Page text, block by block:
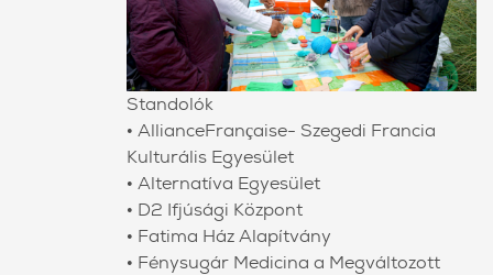
Standolók
• AllianceFrançaise- Szegedi Francia
Kulturális Egyesület
• Alternatíva Egyesület
• D2 Ifjúsági Központ
• Fatima Ház Alapítvány
• Fénysugár Medicina a Megváltozott